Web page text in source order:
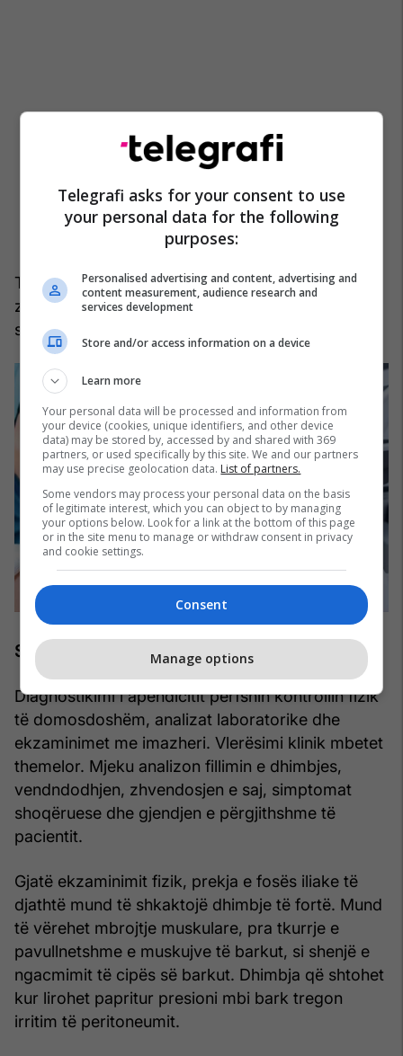
Te të moshuarit, simptomat mund të jenë më të
zbehta, ndërsa sëmundja mund të përparojë më
shpejt.
Si vendoset diagnoza
Diagnostikimi i apendicitit përfshin kontrollin fizik
të domosdoshëm, analizat laboratorike dhe
ekzaminimet me imazheri. Vlerësimi klinik mbetet
themelor. Mjeku analizon fillimin e dhimbjes,
vendndodhjen, zhvendosjen e saj, simptomat
shoqëruese dhe gjendjen e përgjithshme të
pacientit.
Gjatë ekzaminimit fizik, prekja e fosës iliake të
djathtë mund të shkaktojë dhimbje të fortë. Mund
të vërehet mbrojtje muskulare, pra tkurrje e
pavullnetshme e muskujve të barkut, si shenjë e
ngacmimit të cipës së barkut. Dhimbja që shtohet
kur lirohet papritur presioni mbi bark tregon
irritim të peritoneumit.
Telegrafi asks for your consent to use
your personal data for the following
purposes:
Personalised advertising and content, advertising and
content measurement, audience research and
services development
Store and/or access information on a device
Learn more
Your personal data will be processed and information from
your device (cookies, unique identifiers, and other device
data) may be stored by, accessed by and shared with 369
partners, or used specifically by this site. We and our partners
may use precise geolocation data. List of partners.
Some vendors may process your personal data on the basis
of legitimate interest, which you can object to by managing
your options below. Look for a link at the bottom of this page
or in the site menu to manage or withdraw consent in privacy
and cookie settings.
Consent
Manage options